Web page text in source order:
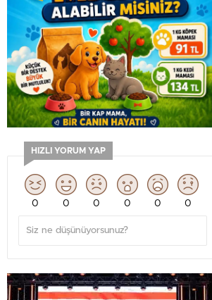
HIZLI YORUM YAP
0 0 0 0 0 0